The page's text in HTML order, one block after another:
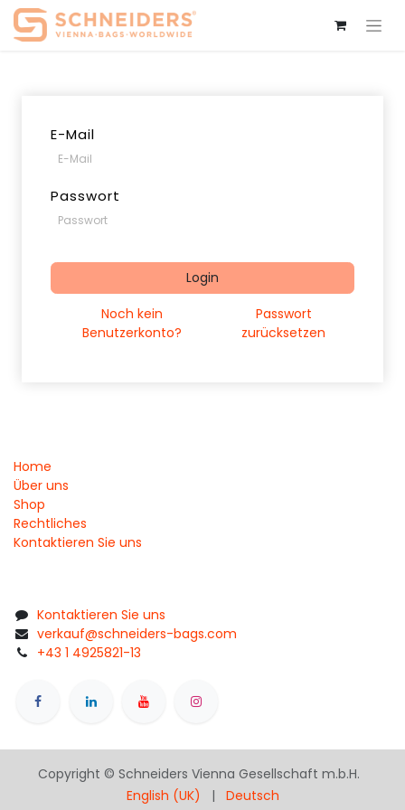
E-Mail
Passwort
Login
Noch kein
Benutzerkonto?
Passwort
zurücksetzen
Home
Über uns
Shop
Rechtliches
Kontaktieren Sie uns
Kontaktieren Sie uns
verkauf@schneiders-bags.com
+43 1 4925821-13
Copyright © Schneiders Vienna Gesellschaft m.b.H.
English (UK)
| Deutsch